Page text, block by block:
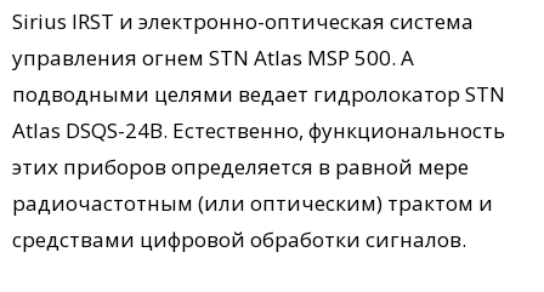
Sirius IRST и электронно-оптическая система
управления огнем STN Atlas MSP 500. А
подводными целями ведает гидролокатор STN
Atlas DSQS-24B. Естественно, функциональность
этих приборов определяется в равной мере
радиочастотным (или оптическим) трактом и
средствами цифровой обработки сигналов.